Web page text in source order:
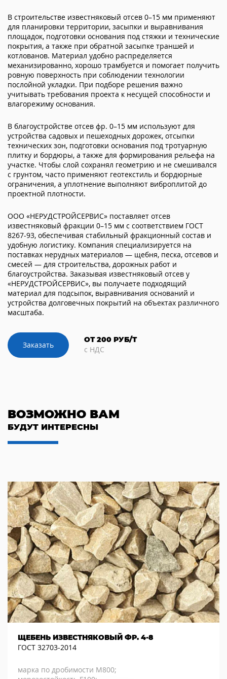
В строительстве известняковый отсев 0–15 мм применяют
для планировки территории, засыпки и выравнивания
площадок, подготовки основания под стяжки и технические
покрытия, а также при обратной засыпке траншей и
котлованов. Материал удобно распределяется
механизированно, хорошо трамбуется и помогает получить
ровную поверхность при соблюдении технологии
послойной укладки. При подборе решения важно
учитывать требования проекта к несущей способности и
влагорежиму основания.
В благоустройстве отсев фр. 0–15 мм используют для
устройства садовых и пешеходных дорожек, отсыпки
технических зон, подготовки основания под тротуарную
плитку и бордюры, а также для формирования рельефа на
участке. Чтобы слой сохранял геометрию и не смешивался
с грунтом, часто применяют геотекстиль и бордюрные
ограничения, а уплотнение выполняют виброплитой до
проектной плотности.
ООО «НЕРУДСТРОЙСЕРВИС» поставляет отсев
известняковый фракции 0–15 мм с соответствием ГОСТ
8267-93, обеспечивая стабильный фракционный состав и
удобную логистику. Компания специализируется на
поставках нерудных материалов — щебня, песка, отсевов и
смесей — для строительства, дорожных работ и
благоустройства. Заказывая известняковый отсев у
«НЕРУДСТРОЙСЕРВИС», вы получаете подходящий
материал для подсыпок, выравнивания оснований и
устройства долговечных покрытий на объектах различного
масштаба.
Заказать
ОТ 200 РУБ/Т
с НДС
ВОЗМОЖНО ВАМ
БУДУТ ИНТЕРЕСНЫ
ЩЕБЕНЬ ИЗВЕСТНЯКОВЫЙ ФР. 4-8
ГОСТ 32703-2014
марка по дробимости М800;